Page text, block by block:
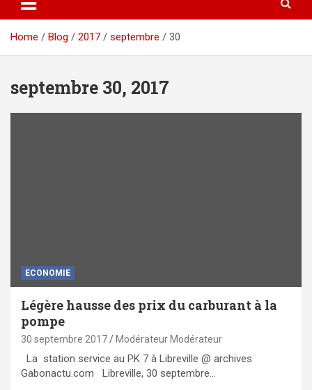
Home Blog 2017 septembre 30
septembre 30, 2017
ECONOMIE
Légère hausse des prix du carburant à la
pompe
30 septembre 2017 Modérateur Modérateur
La station service au PK 7 à Libreville @ archives
Gabonactu.com Libreville, 30 septembre…